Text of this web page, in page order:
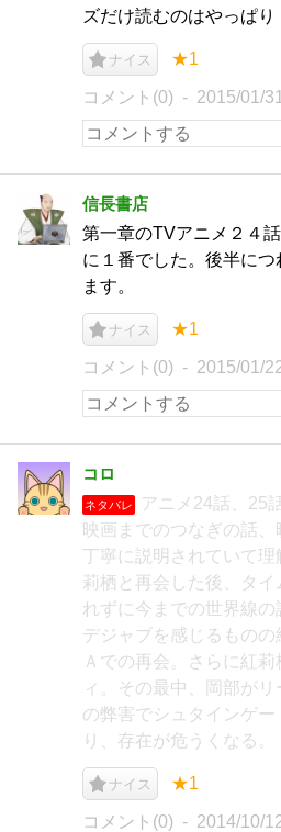
ズだけ読むのはやっぱり
ナイス ★1
コメント(0) 2015/01/31
信長書店
第一章のTVアニメ２４
に１番でした。後半に
ます。
ナイス ★1
コメント(0) 2015/01/
コロ
ネタバレ
アニメ24話、25
映画までのつなぎの話、
丁寧に説明されていて理
莉栖と再会した後、タ
れずに今までの世界線の
デジャブを感じるものの
Ａでの再会。さらに紅
ィ。その最中、岡部が
の弊害でシュタインゲ
り、存在が危うくなる。
ナイス ★1
コメント(0) 2014/10/